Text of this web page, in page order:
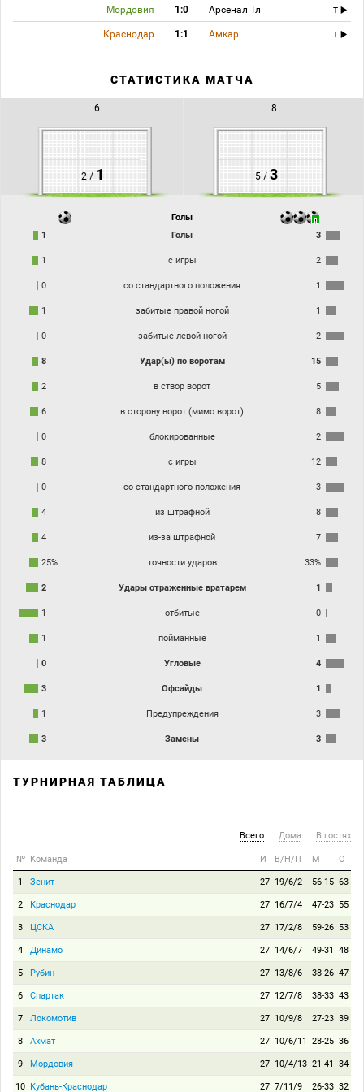
Мордовия 1:0 Арсенал Тл T
Краснодар 1:1 Амкар T
СТАТИСТИКА МАТЧА
6
2 / 1
8
5 /3
Голы
1
Голы 3
1 с игры 2
0 со стандартного положения 1
1 забитые правой ногой 1
0 забитые левой ногой 2
8 Удар(ы) по воротам 15
2 в створ ворот 5
6 в сторону ворот (мимо ворот) 8
0 блокированные 2
8 с игры 12
0 со стандартного положения 3
4 из штрафной 8
4 из-за штрафной 7
25% точности ударов 33%
2 Удары отраженные вратарем 1
1 отбитые 0
1 пойманные 1
0 Угловые 4
3 Офсайды 1
1 Предупреждения 3
3 Замены 3
ТУРНИРНАЯ ТАБЛИЦА
Всего Дома В гостях
№ Команда И В/Н/П М О
1 Зенит 27 19/6/2 56-15 63
2 Краснодар 27 16/7/4 47-23 55
3 ЦСКА 27 17/2/8 59-26 53
4 Динамо 27 14/6/7 49-31 48
5 Рубин 27 13/8/6 38-26 47
6 Спартак 27 12/7/8 38-33 43
7 Локомотив 27 10/9/8 27-23 39
8 Ахмат 27 10/6/11 28-25 36
9 Мордовия 27 10/4/13 21-41 34
10 Кубань-Краснодар 27 7/11/9 26-33 32